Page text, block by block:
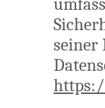
seiner